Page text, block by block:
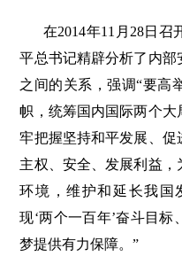
在2014年11月28日
平总书记精辟分析了内
之间的关系，强调“要高
帜，统筹国内国际两个
牢把握坚持和平发展、
主权、安全、发展利益
环境，维护和延长我国
现‘两个一百年’奋斗目
梦提供有力保障。”